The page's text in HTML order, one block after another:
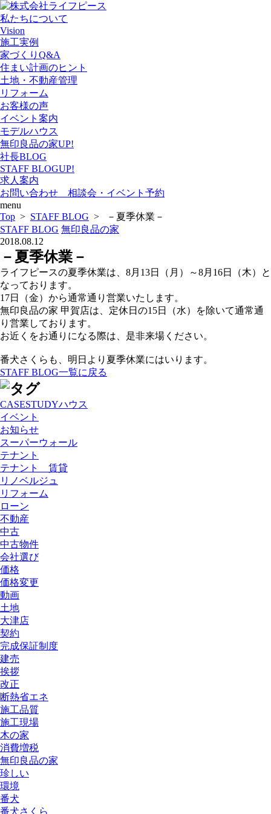
私たちについて
Vision
施工実例
家づくりQ&A
住まい計画のヒント
土地・不動産管理
リフォーム
お客様の声
イベント案内
モデルハウス
無印良品の家UP!
社長BLOG
STAFF BLOGUP!
求人案内
お問い合わせ 相談会・イベント予約
menu
Top > STAFF BLOG > －夏季休業－
STAFF BLOG 無印良品の家
2018.08.12
－夏季休業－
ライフピースの夏季休業は、8月13日（月）～8月16日（木）と
なっております。
17日（金）から通常通り営業いたします。
無印良品の家 甲賀店は、定休日の15日（水）を除いて通常通
り営業しております。
お近くをお通りになる際は、是非来場ください。
番犬さくらも、明日より夏季休業にはいります。
STAFF BLOG一覧に戻る
CASESTUDYハウス
イベント
お知らせ
スーパーウォール
テナント
テナント 賃貸
リノベルジュ
リフォーム
ローン
不動産
中古
中古物件
会社選び
価格
価格変更
動画
土地
大津店
契約
完成保証制度
建売
挨拶
改正
断熱省エネ
施工品質
施工現場
木の家
消費増税
無印良品の家
珍しい
環境
番犬
番犬さくら